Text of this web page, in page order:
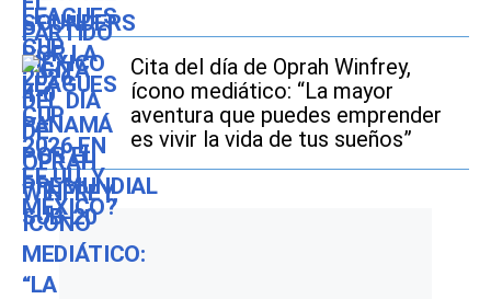
Cita del día de Oprah Winfrey,
ícono mediático: “La mayor
aventura que puedes emprender
es vivir la vida de tus sueños”